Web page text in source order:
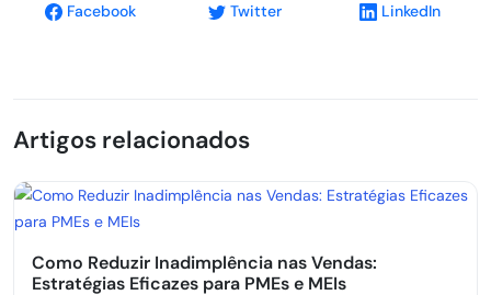
Facebook Twitter LinkedIn
Artigos relacionados
Como Reduzir Inadimplência nas Vendas:
Estratégias Eficazes para PMEs e MEIs